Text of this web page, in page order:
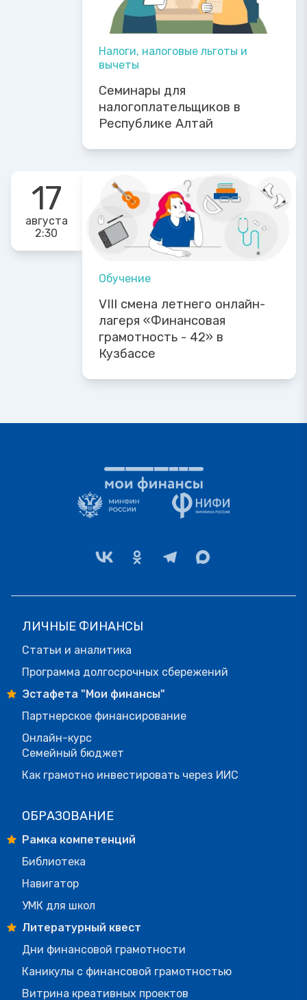
Налоги, налоговые льготы и
вычеты
Семинары для
налогоплательщиков в
Республике Алтай
17
августа
2:30
Обучение
VIII смена летнего онлайн-
лагеря «Финансовая
грамотность - 42» в
Кузбассе
ЛИЧНЫЕ ФИНАНСЫ
Статьи и аналитика
Программа долгосрочных сбережений
Эстафета "Мои финансы"
Партнерское финансирование
Онлайн-курс
Семейный бюджет
Как грамотно инвестировать через ИИС
ОБРАЗОВАНИЕ
Рамка компетенций
Библиотека
Навигатор
УМК для школ
Литературный квест
Дни финансовой грамотности
Каникулы с финансовой грамотностью
Витрина креативных проектов